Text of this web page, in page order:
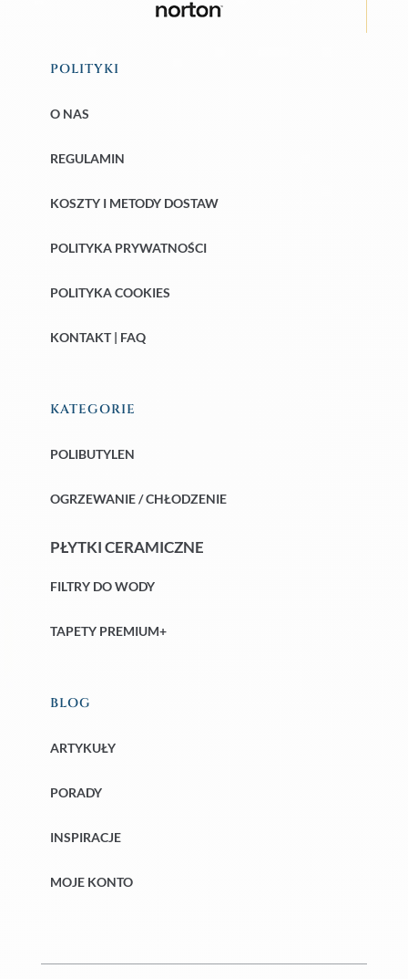
POLITYKI
O NAS
REGULAMIN
KOSZTY I METODY DOSTAW
POLITYKA PRYWATNOŚCI
POLITYKA COOKIES
KONTAKT | FAQ
KATEGORIE
POLIBUTYLEN
OGRZEWANIE / CHŁODZENIE
PŁYTKI CERAMICZNE
FILTRY DO WODY
TAPETY PREMIUM+
BLOG
ARTYKUŁY
PORADY
INSPIRACJE
MOJE KONTO